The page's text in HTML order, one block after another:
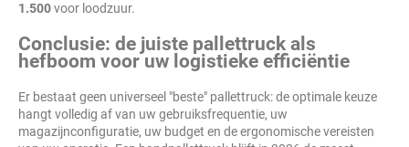
1.500voor loodzuur.
Conclusie: de juiste pallettruck als
hefboom voor uw logistieke efficiëntie
Er bestaat geen universeel "beste" pallettruck: de optimale keuze
hangt volledig af van uw gebruiksfrequentie, uw
magazijnconfiguratie, uw budget en de ergonomische vereisten